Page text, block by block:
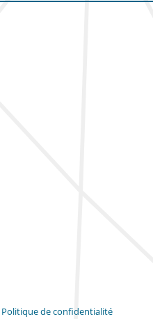
Politique de confidentialité